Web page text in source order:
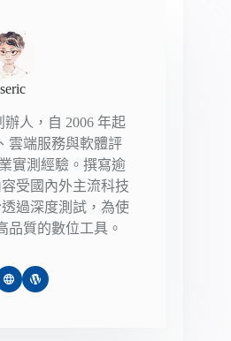
辦人，自 2006 年起
雲端服務與軟體評
實測經驗。撰寫逾
受國內外主流科技
過深度測試，為使
品質的數位工具。